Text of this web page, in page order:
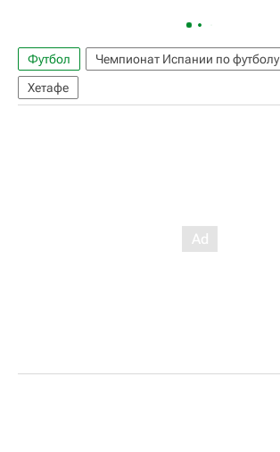
Футбол Чемпионат Испании по футболу
Хетафе